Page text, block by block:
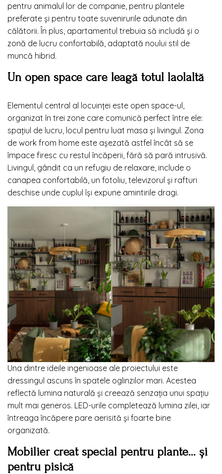
pentru animalul lor de companie, pentru plantele
preferate și pentru toate suvenirurile adunate din
călătorii. În plus, apartamentul trebuia să includă și o
zonă de lucru confortabilă, adaptată noului stil de
muncă hibrid.
Un open space care leagă totul laolaltă
Elementul central al locuinței este open space-ul,
organizat în trei zone care comunică perfect între ele:
spațiul de lucru, locul pentru luat masa și livingul. Zona
de work from home este așezată astfel încât să se
împace firesc cu restul încăperii, fără să pară intrusivă.
Livingul, gândit ca un refugiu de relaxare, include o
canapea confortabilă, un fotoliu, televizorul și rafturi
deschise unde cuplul își expune amintirile dragi.
Una dintre ideile ingenioase ale proiectului este
dressingul ascuns în spatele oglinzilor mari. Acestea
reflectă lumina naturală și creează senzația unui spațiu
mult mai generos. LED-urile completează lumina zilei, iar
întreaga încăpere pare aerisită și foarte bine
organizată.
Mobilier creat special pentru plante… și
pentru pisică